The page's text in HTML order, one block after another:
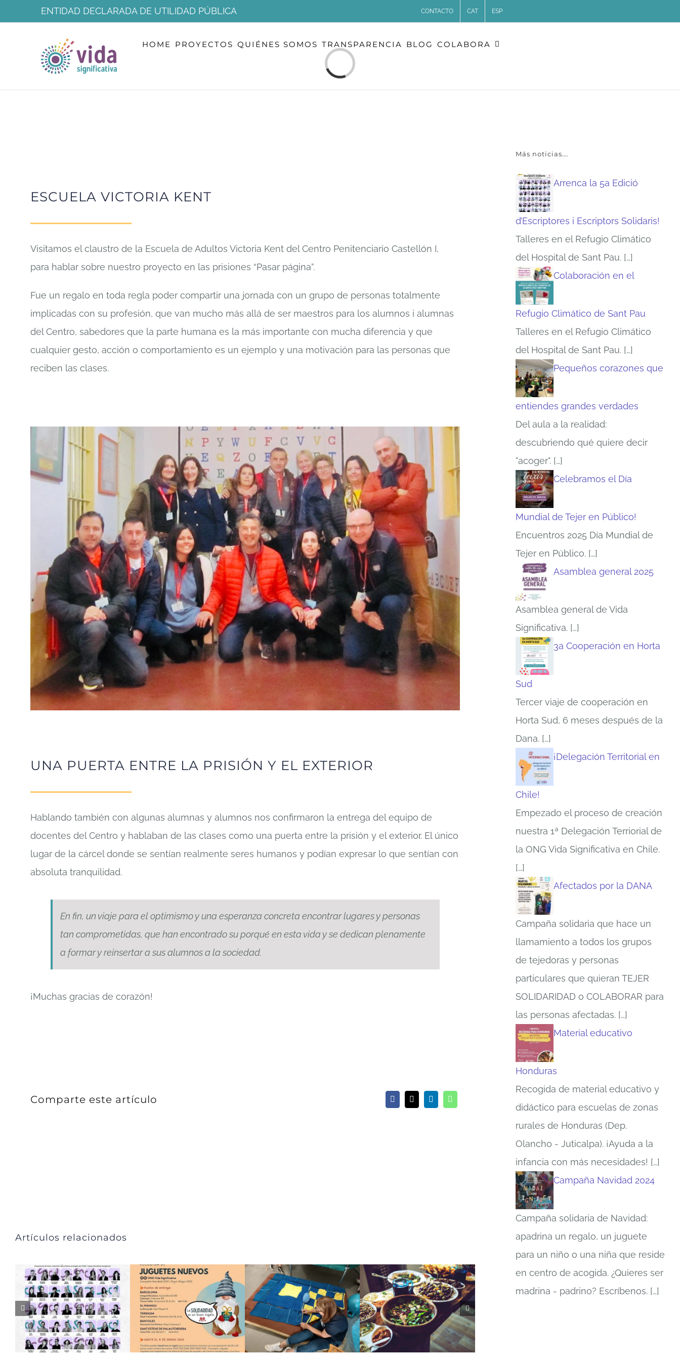
ENTIDAD DECLARADA DE UTILIDAD PÚBLICA CONTACTO CAT ESP
HOME PROYECTOS QUIÉNES SOMOS TRANSPARENCIA BLOG COLABORA
Cargando...
ESCUELA VICTORIA KENT
Visitamos el claustro de la Escuela de Adultos Victoria Kent del Centro Penitenciario Castellón I,
para hablar sobre nuestro proyecto en las prisiones “Pasar página”.
Fue un regalo en toda regla poder compartir una jornada con un grupo de personas totalmente
implicadas con su profesión, que van mucho más allá de ser maestros para los alumnos i alumnas
del Centro, sabedores que la parte humana es la más importante con mucha diferencia y que
cualquier gesto, acción o comportamiento es un ejemplo y una motivación para las personas que
reciben las clases.
UNA PUERTA ENTRE LA PRISIÓN Y EL EXTERIOR
Hablando también con algunas alumnas y alumnos nos confirmaron la entrega del equipo de
docentes del Centro y hablaban de las clases como una puerta entre la prisión y el exterior. El único
lugar de la cárcel donde se sentían realmente seres humanos y podían expresar lo que sentían con
absoluta tranquilidad.
En fin, un viaje para el optimismo y una esperanza concreta encontrar lugares y personas
tan comprometidas, que han encontrado su porqué en esta vida y se dedican plenamente
a formar y reinsertar a sus alumnos a la sociedad.
¡Muchas gracias de corazón!
Comparte este artículo
Artículos relacionados
Arrenca la 5a
Edició
d’Escriptores i
Solidaris!
juguetes
Mantas para
Ucrania
La Mimosa,
nuestro
comedor social
Participación en
Más noticias….
Arrenca la 5a Edició
d’Escriptores i Escriptors Solidaris!
Talleres en el Refugio Climático
del Hospital de Sant Pau.[…]
Colaboración en el
Refugio Climático de Sant Pau
Talleres en el Refugio Climático
del Hospital de Sant Pau.[…]
Pequeños corazones que
entiendes grandes verdades
Del aula a la realidad:
descubriendo qué quiere decir
"acoger".[…]
Celebramos el Día
Mundial de Tejer en Público!
Encuentros 2025 Día Mundial de
Tejer en Público.[…]
Asamblea general 2025
Asamblea general de Vida
Significativa.[…]
3a Cooperación en Horta
Sud
Tercer viaje de cooperación en
Horta Sud, 6 meses después de la
Dana.[…]
¡Delegación Territorial en
Chile!
Empezado el proceso de creación
nuestra 1ª Delegación Terriorial de
la ONG Vida Significativa en Chile.
[…]
Afectados por la DANA
Campaña solidaria que hace un
llamamiento a todos los grupos
de tejedoras y personas
particulares que quieran TEJER
SOLIDARIDAD o COLABORAR para
las personas afectadas.[…]
Material educativo
Honduras
Recogida de material educativo y
didáctico para escuelas de zonas
rurales de Honduras (Dep.
Olancho - Juticalpa). ¡Ayuda a la
infancia con más necesidades! […]
Campaña Navidad 2024
Campaña solidaria de Navidad:
apadrina un regalo, un juguete
para un niño o una niña que reside
en centro de acogida. ¿Quieres ser
madrina - padrino? Escríbenos.[…]